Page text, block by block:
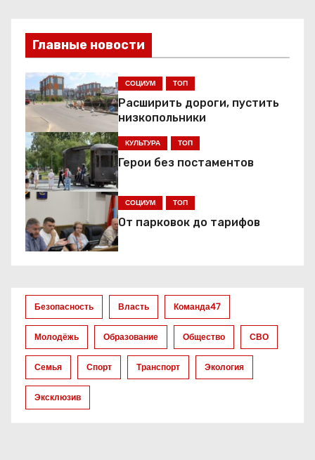
в
и
г
а
ц
и
я
п
Главные новости
СОЦИУМ ТОП
Расширить дороги, пустить
низкопольники
КУЛЬТУРА ТОП
Герои без постаментов
СОЦИУМ ТОП
От парковок до тарифов
Безопасность Власть Команда47
Молодёжь Образование Общество СВО
Семья Спорт Транспорт Экология
Эксклюзив